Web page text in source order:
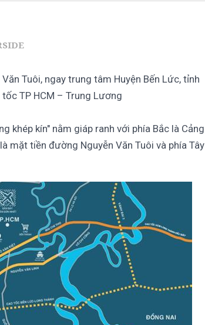
Tuôi, ngay trung tâm Huyện Bến Lức, tỉnh
TP HCM – Trung Lương
khép kín" nằm giáp ranh với phía Bắc là Cảng
mặt tiền đường Nguyễn Văn Tuôi và phía Tây